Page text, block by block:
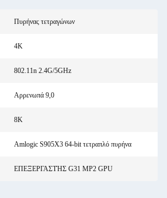
Πυρήνας τετραγώνων
4K
802.11n 2.4G/5GHz
Αρρενωπά 9,0
8K
Amlogic S905X3 64-bit τετραπλό πυρήνα
ΕΠΕΞΕΡΓΑΣΤΉΣ G31 MP2 GPU